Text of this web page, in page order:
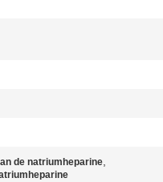
de natriumheparine,